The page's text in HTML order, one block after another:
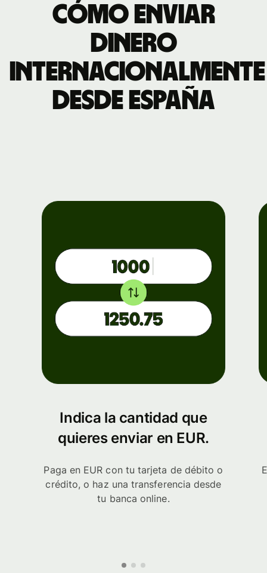
Cómo enviar
dinero
internacionalmente
desde España
Indica la cantidad que
quieres enviar en EUR.
Paga en EUR con tu tarjeta de débito o
crédito, o haz una transferencia desde
tu banca online.